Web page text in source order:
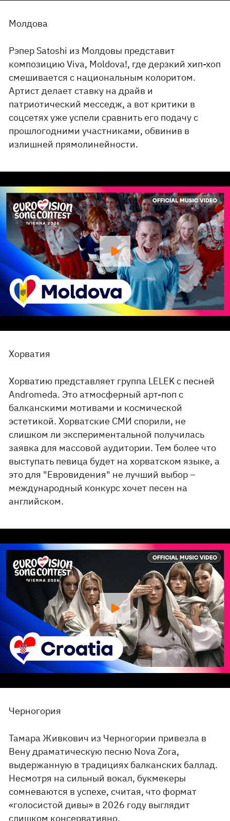
Молдова
Рэпер Satoshi из Молдовы представит
композицию Viva, Moldova!, где дерзкий хип-хоп
смешивается с национальным колоритом.
Артист делает ставку на драйв и
патриотический месседж, а вот критики в
соцсетях уже успели сравнить его подачу с
прошлогодними участниками, обвинив в
излишней прямолинейности.
Хорватия
Хорватию представляет группа LELEK с песней
Andromeda. Это атмосферный арт-поп с
балканскими мотивами и космической
эстетикой. Хорватские СМИ спорили, не
слишком ли экспериментальной получилась
заявка для массовой аудитории. Тем более что
выступать певица будет на хорватском языке, а
это для "Евровидения" не лучший выбор –
международный конкурс хочет песен на
английском.
Черногория
Тамара Живкович из Черногории привезла в
Вену драматическую песню Nova Zora,
выдержанную в традициях балканских баллад.
Несмотря на сильный вокал, букмекеры
сомневаются в успехе, считая, что формат
«голосистой дивы» в 2026 году выглядит
слишком консервативно.